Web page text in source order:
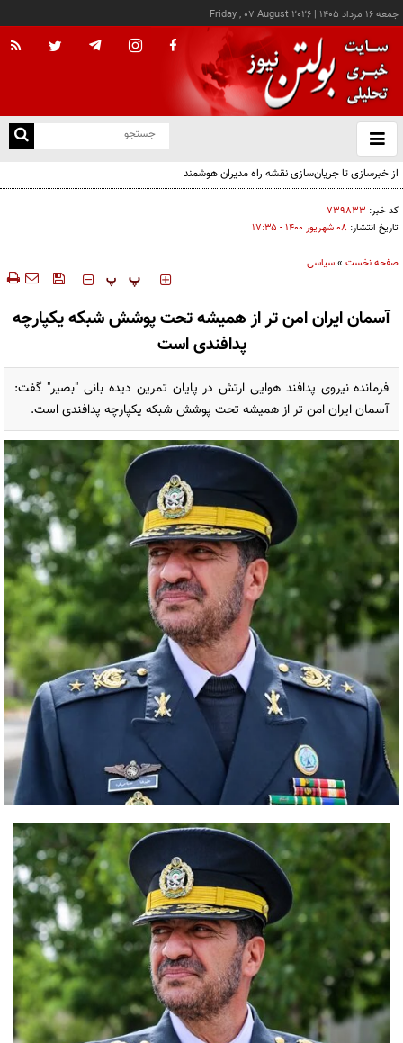
جمعه ۱۶ مرداد ۱۴۰۵ |
Friday , 07 August 2026
باز
و
از خبرسازی تا جریان‌سازی نقشه راه مدیران هوشمند
کد خبر: ۷۳۹۸۳۳
تاریخ انتشار: ۰۸ شهريور ۱۴۰۰ - ۱۷:۳۵
صفحه نخست »سیاسی
‍‍‍ پ پ
آسمان ایران امن تر از همیشه تحت پوشش شبکه یکپارچه
پدافندی است
فرمانده نیروی پدافند هوایی ارتش در پایان تمرین دیده بانی "بصیر" گفت:
آسمان ایران امن تر از همیشه تحت پوشش شبکه یکپارچه پدافندی است.